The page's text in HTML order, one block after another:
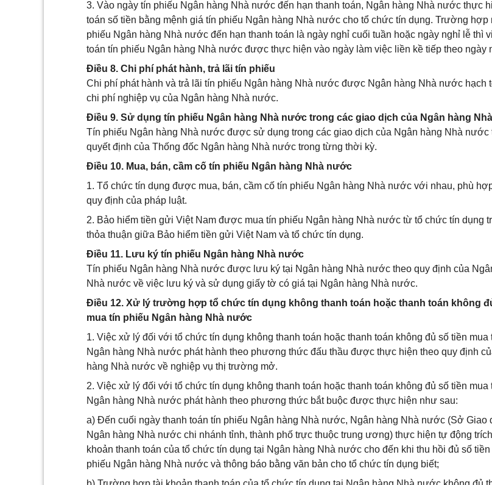
3. Vào ngày tín phiếu Ngân hàng Nhà nước đến hạn thanh toán, Ngân hàng Nhà nước thực
toán số tiền bằng mệnh giá tín phiếu Ngân hàng Nhà nước cho tổ chức tín dụng. Trường hợp
phiếu Ngân hàng Nhà nước đến hạn thanh toán là ngày nghỉ cuối tuần hoặc ngày nghỉ lễ thì
toán tín phiếu Ngân hàng Nhà nước được thực hiện vào ngày làm việc liền kề tiếp theo ngày
Điều 8. Chi phí phát hành, trả lãi tín phiếu
Chi phí phát hành và trả lãi tín phiếu Ngân hàng Nhà nước được Ngân hàng Nhà nước hạch
chi phí nghiệp vụ của Ngân hàng Nhà nước.
Điều 9. Sử dụng tín phiếu Ngân hàng Nhà nước trong các giao dịch của Ngân hàng
Tín phiếu Ngân hàng Nhà nước được sử dụng trong các giao dịch của Ngân hàng Nhà nước
quyết định của Thống đốc Ngân hàng Nhà nước trong từng thời kỳ.
Điều 10. Mua, bán, cầm cố tín phiếu Ngân hàng Nhà nước
1. Tổ chức tín dụng được mua, bán, cầm cố tín phiếu Ngân hàng Nhà nước với nhau, phù
quy định của pháp luật.
2. Bảo hiểm tiền gửi Việt Nam được mua tín phiếu Ngân hàng Nhà nước từ tổ chức tín dụng
thỏa thuận giữa Bảo hiểm tiền gửi Việt Nam và tổ chức tín dụng.
Điều 11. Lưu ký tín phiếu Ngân hàng Nhà nước
Tín phiếu Ngân hàng Nhà nước được lưu ký tại Ngân hàng Nhà nước theo quy định của
Nhà nước về việc lưu ký và sử dụng giấy tờ có giá tại Ngân hàng Nhà nước.
Điều 12. Xử lý trường hợp tổ chức tín dụng không thanh toán hoặc thanh toán không
mua tín phiếu Ngân hàng Nhà nước
1. Việc xử lý đối với tổ chức tín dụng không thanh toán hoặc thanh toán không đủ số tiền mua
Ngân hàng Nhà nước phát hành theo phương thức đấu thầu được thực hiện theo quy định
hàng Nhà nước về nghiệp vụ thị trường mở.
2. Việc xử lý đối với tổ chức tín dụng không thanh toán hoặc thanh toán không đủ số tiền mua
Ngân hàng Nhà nước phát hành theo phương thức bắt buộc được thực hiện như sau:
a) Đến cuối ngày thanh toán tín phiếu Ngân hàng Nhà nước, Ngân hàng Nhà nước (Sở Giao
Ngân hàng Nhà nước chi nhánh tỉnh, thành phố trực thuộc trung ương) thực hiện tự động
khoản thanh toán của tổ chức tín dụng tại Ngân hàng Nhà nước cho đến khi thu hồi đủ số tiền
phiếu Ngân hàng Nhà nước và thông báo bằng văn bản cho tổ chức tín dụng biết;